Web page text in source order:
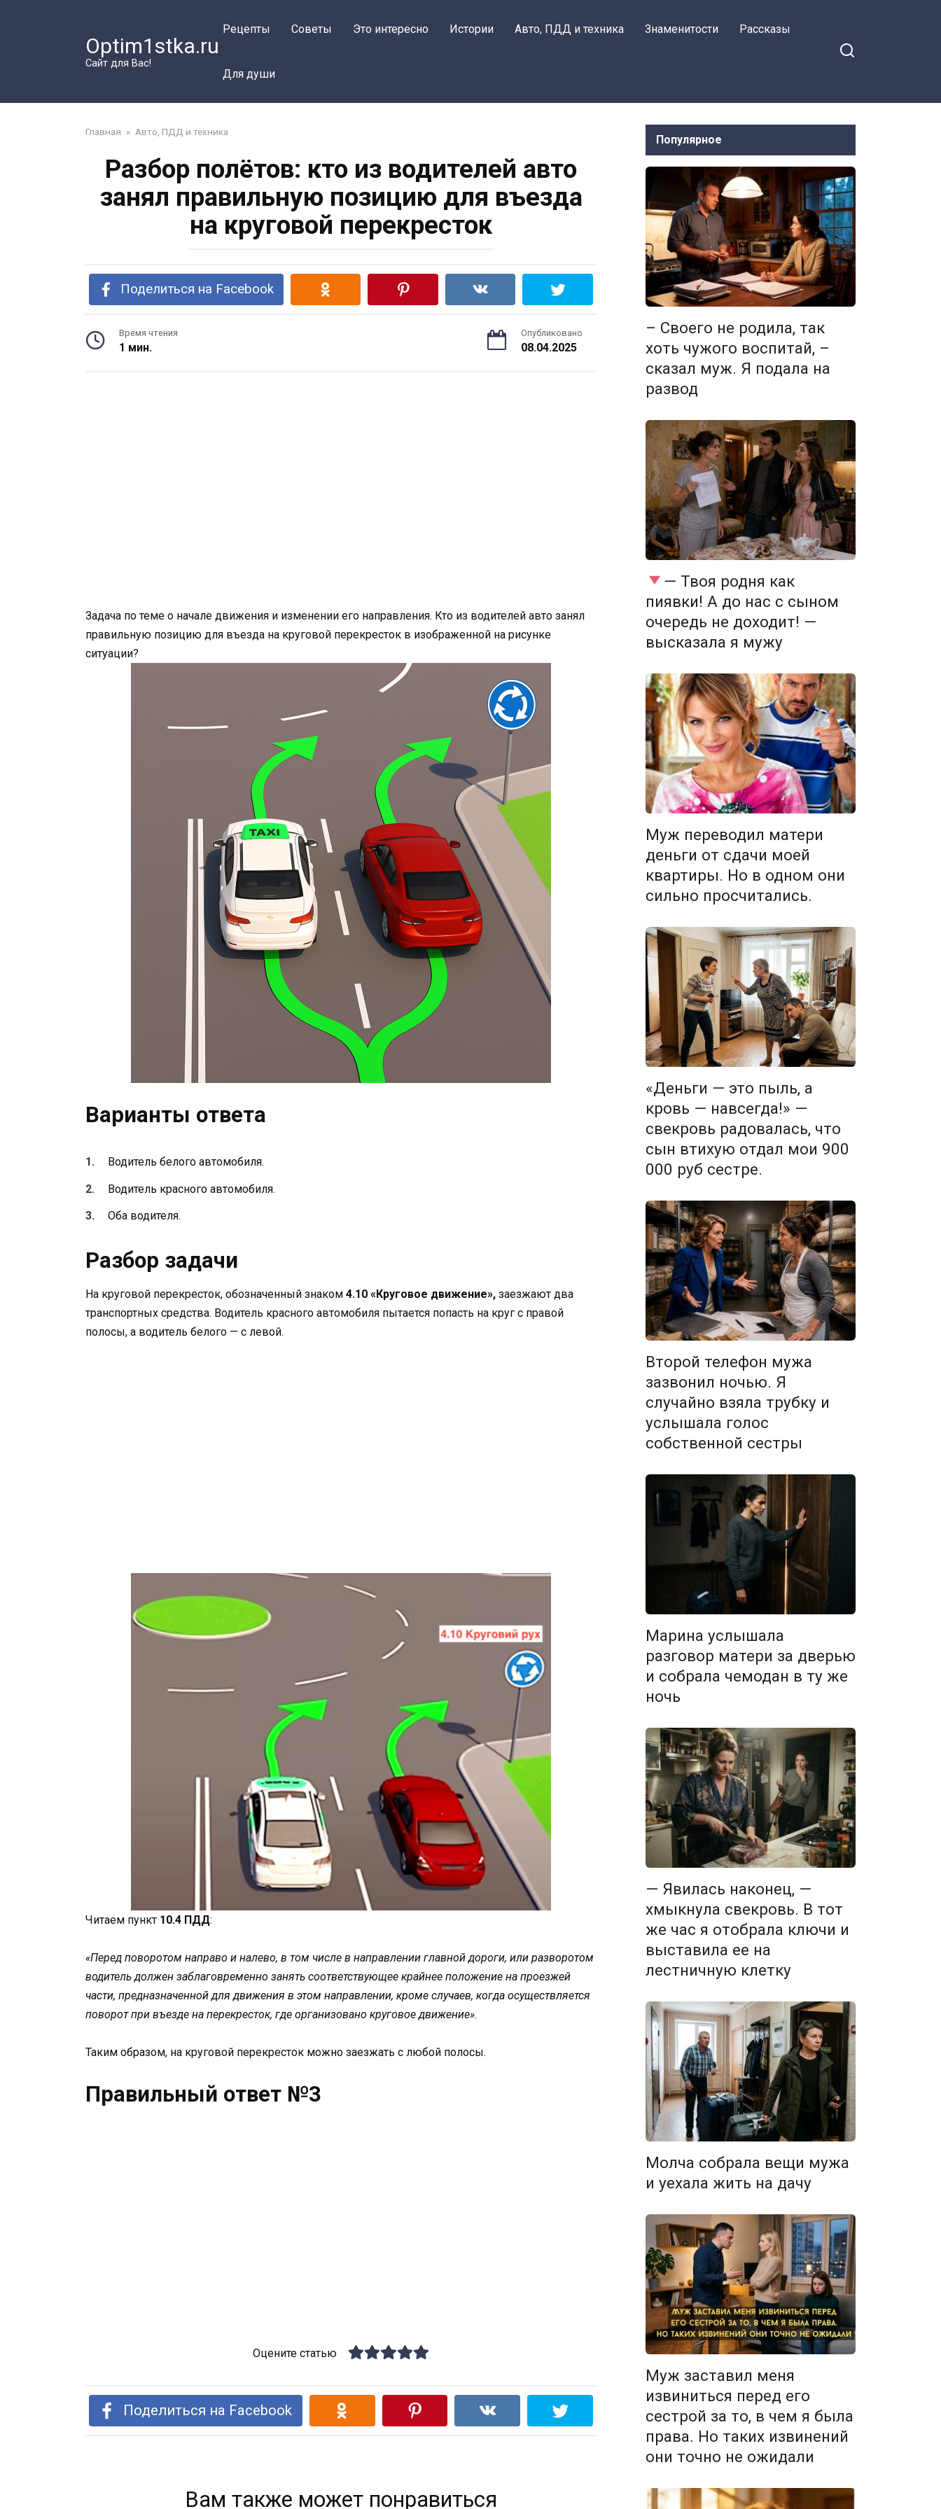
Optim1stka.ru
Сайт для Вас!
Рецепты Советы Это интересно Истории Авто, ПДД и техника Знаменитости Рассказы
Для души
Главная » Авто, ПДД и техника
Разбор полётов: кто из водителей авто
занял правильную позицию для въезда
на круговой перекресток
Поделиться на Facebook
Время чтения
1 мин.
Опубликовано
08.04.2025
Задача по теме о начале движения и изменении его направления. Кто из водителей авто занял
правильную позицию для въезда на круговой перекресток в изображенной на рисунке
ситуации?
Варианты ответа
Водитель белого автомобиля.
Водитель красного автомобиля.
Оба водителя.
Разбор задачи
На круговой перекресток, обозначенный знаком 4.10 «Круговое движение», заезжают два
транспортных средства. Водитель красного автомобиля пытается попасть на круг с правой
полосы, а водитель белого — с левой.
Читаем пункт 10.4 ПДД:
«Перед поворотом направо и налево, в том числе в направлении главной дороги, или разворотом
водитель должен заблаговременно занять соответствующее крайнее положение на проезжей
части, предназначенной для движения в этом направлении, кроме случаев, когда осуществляется
поворот при въезде на перекресток, где организовано круговое движение».
Таким образом, на круговой перекресток можно заезжать с любой полосы.
Правильный ответ №3
Оцените статью
Поделиться на Facebook
Вам также может понравиться
Популярное
– Своего не родила, так
хоть чужого воспитай, –
сказал муж. Я подала на
развод
— Твоя родня как
пиявки! А до нас с сыном
очередь не доходит! —
высказала я мужу
Муж переводил матери
деньги от сдачи моей
квартиры. Но в одном они
сильно просчитались.
«Деньги — это пыль, а
кровь — навсегда!» —
свекровь радовалась, что
сын втихую отдал мои 900
000 руб сестре.
Второй телефон мужа
зазвонил ночью. Я
случайно взяла трубку и
услышала голос
собственной сестры
Марина услышала
разговор матери за дверью
и собрала чемодан в ту же
ночь
— Явилась наконец, —
хмыкнула свекровь. В тот
же час я отобрала ключи и
выставила ее на
лестничную клетку
Молча собрала вещи мужа
и уехала жить на дачу
Муж заставил меня
извиниться перед его
сестрой за то, в чем я была
права. Но таких извинений
они точно не ожидали